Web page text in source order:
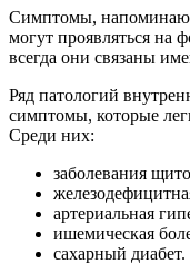
Симптомы,
могут проявляться на
всегда они связаны
Ряд патологий
симптомы, которые
Среди них:
заболевания
артериальная
ишемическая
сахарный диабет.